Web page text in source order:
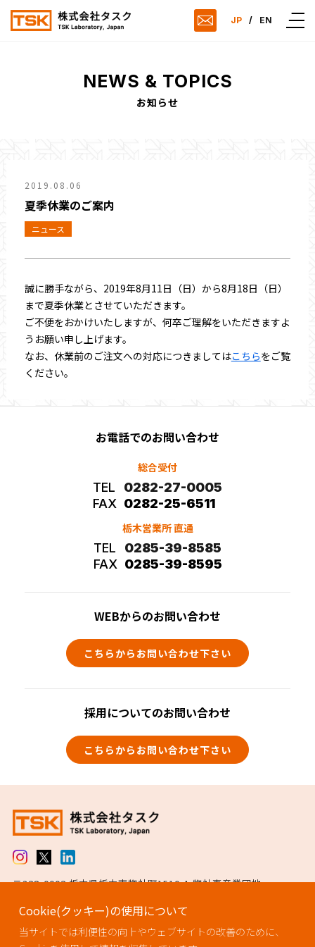
JP / EN
NEWS & TOPICS
お知らせ
2019.08.06
夏季休業のご案内
ニュース
誠に勝手ながら、2019年8月11日（日）から8月18日（日）
まで夏季休業とさせていただきます。
ご不便をおかけいたしますが、何卒ご理解をいただきますよ
うお願い申し上げます。
なお、休業前のご注文への対応につきましてはこちらをご覧
ください。
お電話でのお問い合わせ
総合受付
TEL
0282-27-0005
FAX 0282-25-6511
栃木営業所 直通
TEL
0285-39-8585
FAX 0285-39-8595
WEBからのお問い合わせ
こちらからお問い合わせ下さい
採用についてのお問い合わせ
こちらからお問い合わせ下さい
〒328-0002 栃木県栃木市惣社町1510-1 惣社東産業団地
ISO13485認証取得
ISO14001認証取得
Cookie(クッキー)の使用について
当サイトでは利便性の向上やウェブサイトの改善のために、